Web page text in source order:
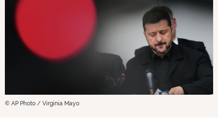
© AP Photo / Virginia Mayo